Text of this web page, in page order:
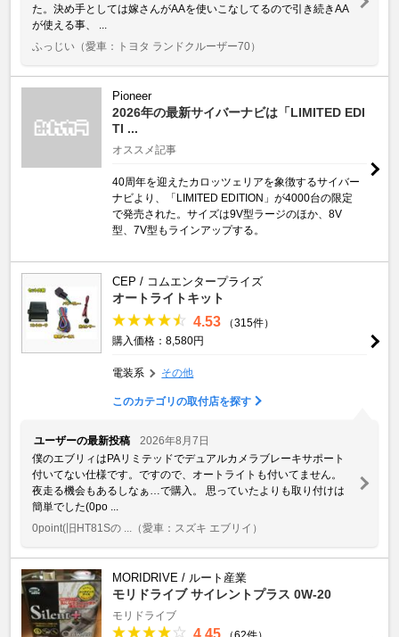
た。決め手としては嫁さんがAAを使いこなしてるので引き続きAA
が使える事、 ...
ふっじい （愛車：トヨタ ランドクルーザー70）
Pioneer
2026年の最新サイバーナビは「LIMITED EDI
TI ...
オススメ記事
40周年を迎えたカロッツェリアを象徴するサイバー
ナビより、「LIMITED EDITION」が4000台の限定
で発売された。サイズは9V型ラージのほか、8V
型、7V型もラインアップする。
CEP / コムエンタープライズ
オートライトキット
4.53
（315件）
購入価格：8,580円
電装系 その他
このカテゴリの取付店を探す
ユーザーの最新投稿
2026年8月7日
僕のエブリィはPAリミテッドでデュアルカメラブレーキサポート
付いてない仕様です。ですので、オートライトも付いてません。
夜走る機会もあるしなぁ…で購入。 思っていたよりも取り付けは
簡単でした(0po ...
0point(旧HT81Sの ...
（愛車：スズキ エブリイ）
MORIDRIVE / ルート産業
モリドライブ サイレントプラス 0W-20
モリドライブ
4.45